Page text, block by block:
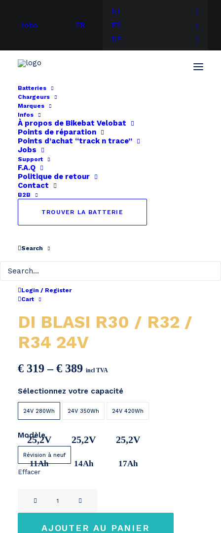
Jobs FR
NL
FR
DE
Batteries
Chargeurs
Marques
Infos
À propos de Bikebat Velobat
Points de réparation
Points d’achat “track n trace”
Jobs
Support
F.A.Q
Politique de retour
Contact
B2B
TROUVER LA BATTERIE
Search
Login / Register
Cart
Accueil DI BLASI
DI BLASI R30 / R32 /
R34 24V
€ 319 – € 389Price
€ 319
through
incl TVA
Sélectionnez votre capacité
24V 280Wh
25,2V
11Ah
24V 350Wh
25,2V
14Ah
24V 420Wh
25,2V
17Ah
Modèle
Révision à neuf
Effacer
AJOUTER AU PANIER